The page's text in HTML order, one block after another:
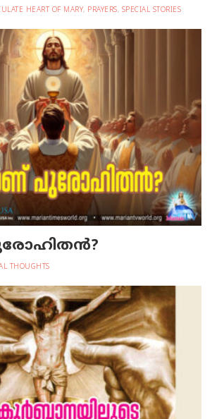
HEART OF MARY, PRAYERS, SPECIAL STORIES
THOUGHTS